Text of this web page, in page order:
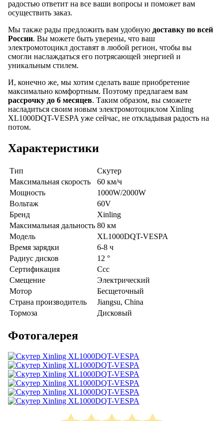
радостью ответит на все ваши вопросы и поможет вам
осуществить заказ.
Мы также рады предложить вам удобную доставку по всей
России. Вы можете быть уверены, что ваш
электромотоцикл доставят в любой регион, чтобы вы
смогли наслаждаться его потрясающей энергией и
уникальным стилем.
И, конечно же, мы хотим сделать ваше приобретение
максимально комфортным. Поэтому предлагаем вам
рассрочку до 6 месяцев. Таким образом, вы сможете
насладиться своим новым электромотоциклом Xinling
XL1000DQT-VESPA уже сейчас, не откладывая радость на
потом.
Характеристики
Тип
Скутер
Максимальная скорость
60 км/ч
Мощность
1000W/2000W
Вольтаж
60V
Бренд
Xinling
Максимальная дальность 80 км
Модель
XL1000DQT-VESPA
Время зарядки
6-8 ч
Радиус дисков
12 °
Сертификация
Ccc
Смещение
Электрический
Мотор
Бесщеточный
Страна производитель
Jiangsu, China
Тормоза
Дисковый
Фотогалерея